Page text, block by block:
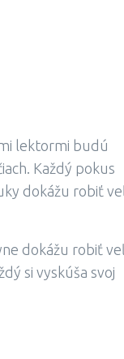
lektormi budú
Každý pokus
dokážu robiť
dokážu robiť
si vyskúša svoj